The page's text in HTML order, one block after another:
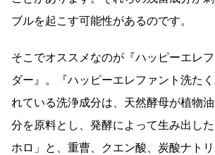
ブルを起こす可能性があるのです。
そこでオススメなのが『ハッピーエレ
ダー』。『ハッピーエレファント洗た
れている洗浄成分は、天然酵母が植物
分を原料とし、発酵によって生み出し
ホロ」と、重曹、クエン酸、炭酸ナト